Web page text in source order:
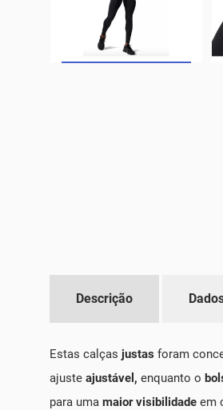
Descrição
Estas calças justas foram
ajuste ajustável, enquanto o
para uma maior visibilidade em